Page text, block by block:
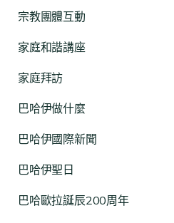
宗教團體互動
家庭和諧講座
家庭拜訪
巴哈伊做什麼
巴哈伊國際新聞
巴哈伊聖日
巴哈歐拉誕辰200周年